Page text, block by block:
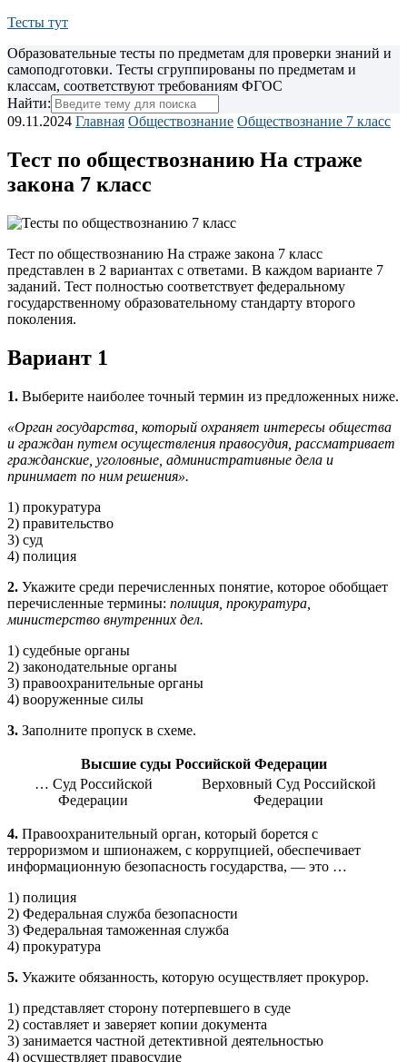
Тесты тут
Образовательные тесты по предметам для проверки знаний и
самоподготовки. Тесты сгруппированы по предметам и
классам, соответствуют требованиям ФГОС
Найти:
09.11.2024 Главная Обществознание Обществознание 7 класс
Тест по обществознанию На страже
закона 7 класс
Тест по обществознанию На страже закона 7 класс
представлен в 2 вариантах с ответами. В каждом варианте 7
заданий. Тест полностью соответствует федеральному
государственному образовательному стандарту второго
поколения.
Вариант 1
1. Выберите наиболее точный термин из предложенных ниже.
«Орган государства, который охраняет интересы общества
и граждан путем осуществления правосудия, рассматривает
гражданские, уголовные, административные дела и
принимает по ним решения».
1) прокуратура
2) правительство
3) суд
4) полиция
2. Укажите среди перечисленных понятие, которое обобщает
перечисленные термины: полиция, прокуратура,
министерство внутренних дел.
1) судебные органы
2) законодательные органы
3) правоохранительные органы
4) вооруженные силы
3. Заполните пропуск в схеме.
Высшие суды Российской Федерации
… Суд Российской
Федерации
Верховный Суд Российской
Федерации
4. Правоохранительный орган, который борется с
терроризмом и шпионажем, с коррупцией, обеспечивает
информационную безопасность государства, — это …
1) полиция
2) Федеральная служба безопасности
3) Федеральная таможенная служба
4) прокуратура
5. Укажите обязанность, которую осуществляет прокурор.
1) представляет сторону потерпевшего в суде
2) составляет и заверяет копии документа
3) занимается частной детективной деятельностью
4) осуществляет правосудие